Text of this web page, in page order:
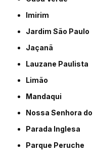
Imirim
Jardim São Paulo
Jaçanã
Lauzane Paulista
Limão
Mandaqui
Nossa Senhora do
Parada Inglesa
Parque Peruche